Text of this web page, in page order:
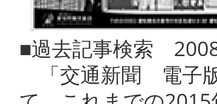
■過去記事検索
「交通新聞 電子